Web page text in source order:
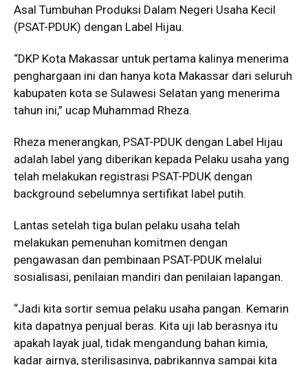
Asal Tumbuhan Produksi Dalam Negeri Usaha Kecil
(PSAT-PDUK) dengan Label Hijau.
“DKP Kota Makassar untuk pertama kalinya menerima
penghargaan ini dan hanya kota Makassar dari seluruh
kabupaten kota se Sulawesi Selatan yang menerima
tahun ini,” ucap Muhammad Rheza.
Rheza menerangkan, PSAT-PDUK dengan Label Hijau
adalah label yang diberikan kepada Pelaku usaha yang
telah melakukan registrasi PSAT-PDUK dengan
background sebelumnya sertifikat label putih.
Lantas setelah tiga bulan pelaku usaha telah
melakukan pemenuhan komitmen dengan
pengawasan dan pembinaan PSAT-PDUK melalui
sosialisasi, penilaian mandiri dan penilaian lapangan.
“Jadi kita sortir semua pelaku usaha pangan. Kemarin
kita dapatnya penjual beras. Kita uji lab berasnya itu
apakah layak jual, tidak mengandung bahan kimia,
kadar airnya, sterilisasinya, pabrikannya sampai kita